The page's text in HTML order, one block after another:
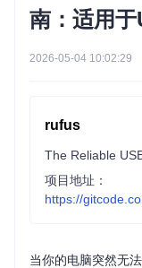
南：适用
2026-05-04 10:02:29
rufus
The Reliable
项目地址：
https://
当你的电脑突然无